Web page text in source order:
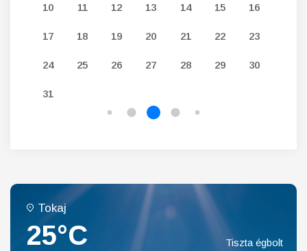
10 11 12 13 14 15 16
17 18 19 20 21 22 23
24 25 26 27 28 29 30
31
Tokaj
25°C Tiszta égbolt